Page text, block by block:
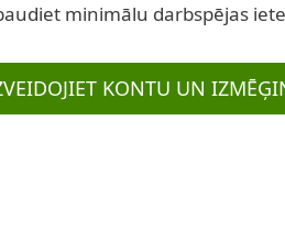
minimālu darbspējas
KONTU UN